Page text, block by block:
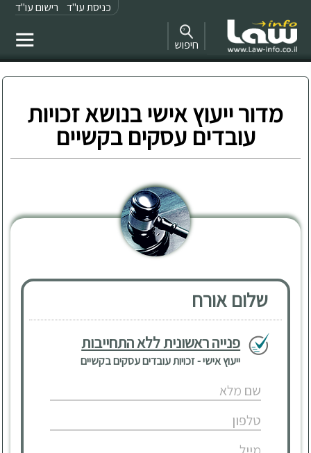
כניסת עו"ד רישום עו"ד
חיפוש
מדור ייעוץ אישי בנושא זכויות
עובדים עסקים בקשיים
שלום אורח
פנייה ראשונית ללא התחייבות
ייעוץ אישי - זכויות עובדים עסקים בקשיים